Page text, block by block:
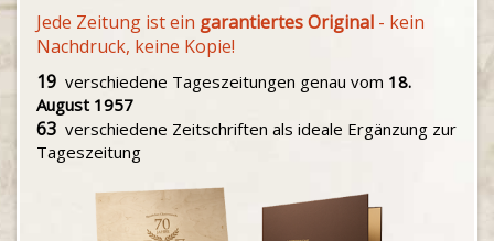
Jede Zeitung ist ein garantiertes Original - kein
Nachdruck, keine Kopie!
19 verschiedene Tageszeitungen genau vom 18.
August 1957
63 verschiedene Zeitschriften als ideale Ergänzung zur
Tageszeitung